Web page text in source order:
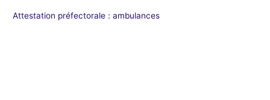
Attestation préfectorale : ambulances